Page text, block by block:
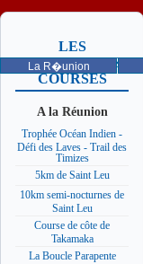
La R�union
LES
PROCHAINES
COURSES
A la Réunion
Trophée Océan Indien -
Défi des Laves - Trail des
Timizes
5km de Saint Leu
10km semi-nocturnes de
Saint Leu
Course de côte de
Takamaka
La Boucle Parapente